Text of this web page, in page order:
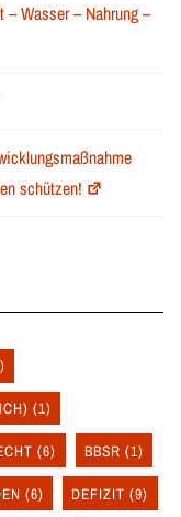
Wasser – Nahrung –
schützen!
(1)
(6) BBSR (1)
(6) DEFIZIT (9)